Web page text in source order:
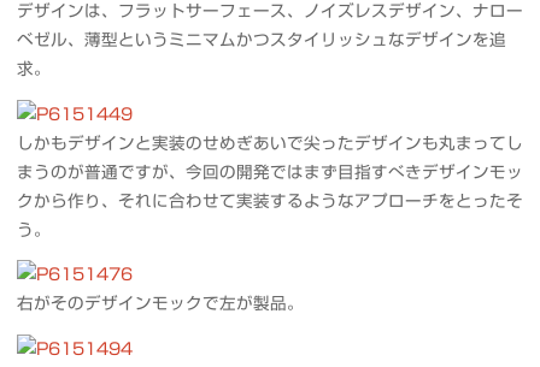
デザインは、フラットサーフェース、ノイズレスデザイン、ナロー
ベゼル、薄型というミニマムかつスタイリッシュなデザインを追
求。
しかもデザインと実装のせめぎあいで尖ったデザインも丸まってし
まうのが普通ですが、今回の開発ではまず目指すべきデザインモッ
クから作り、それに合わせて実装するようなアプローチをとったそ
う。
右がそのデザインモックで左が製品。